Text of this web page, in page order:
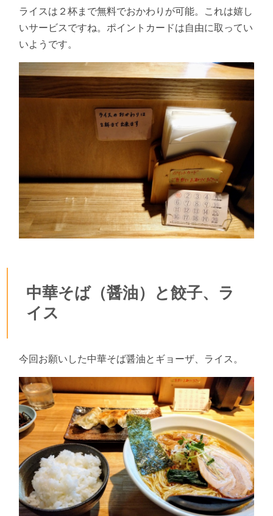
ライスは２杯まで無料でおかわりが可能。これは嬉し
いサービスですね。ポイントカードは自由に取ってい
いようです。
中華そば（醤油）と餃子、ラ
イス
今回お願いした中華そば醤油とギョーザ、ライス。